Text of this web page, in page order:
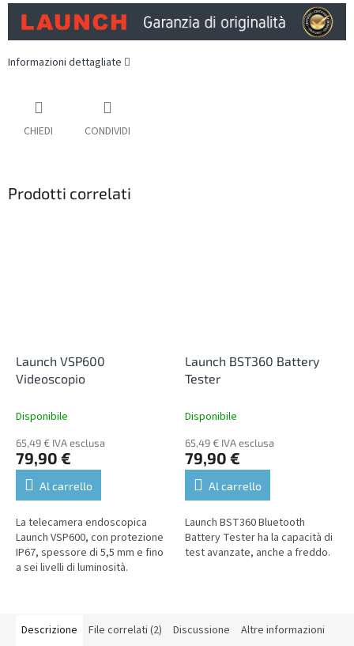
Informazioni dettagliate
CHIEDI CONDIVIDI
Prodotti correlati
Launch VSP600
Videoscopio
Disponibile
65,49 € IVA esclusa
79,90 €
Al carrello
La telecamera endoscopica
Launch VSP600, con protezione
IP67, spessore di 5,5 mm e fino
a sei livelli di luminosità.
Launch BST360 Battery
Tester
Disponibile
65,49 € IVA esclusa
79,90 €
Al carrello
Launch BST360 Bluetooth
Battery Tester ha la capacità di
test avanzate, anche a freddo.
Descrizione File correlati (2) Discussione Altre informazioni